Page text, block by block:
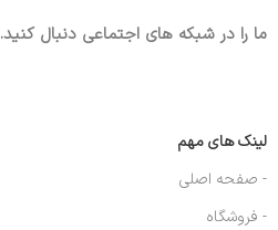
ما را در شبکه های اجتماعی دنبال کنید.
لینک های مهم
- صفحه اصلی
- فروشگاه